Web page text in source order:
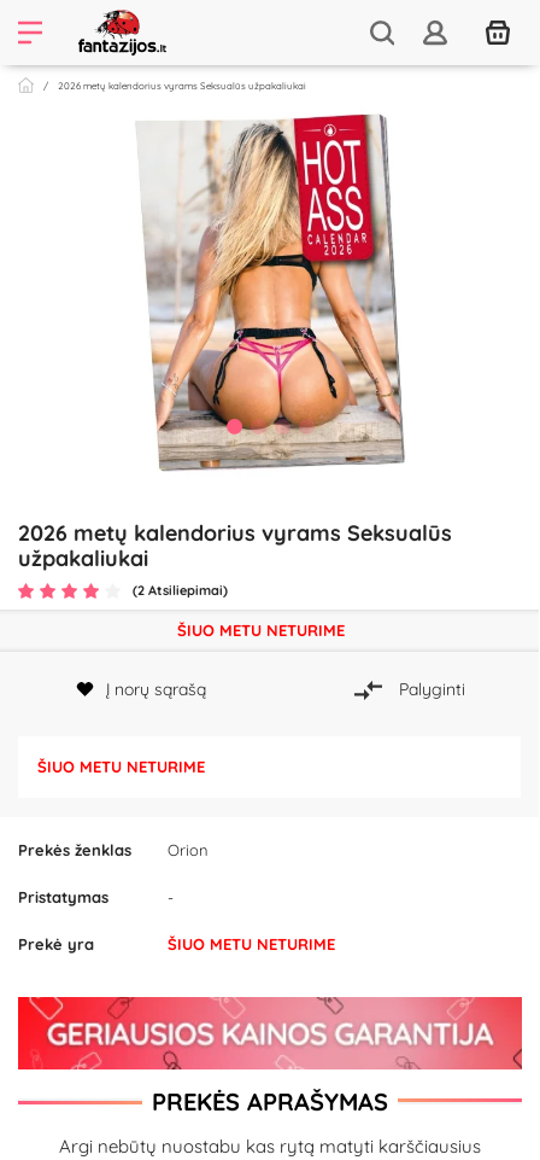
2026 metų kalendorius vyrams Seksualūs užpakaliukai
2026 metų kalendorius vyrams Seksualūs
užpakaliukai
(2 Atsiliepimai)
Prekės ženklas Orion
Pristatymas -
Prekė yra ŠIUO METU NETURIME
ŠIUO METU NETURIME
Į norų sąrašą Palyginti
ŠIUO METU NETURIME
PREKĖS APRAŠYMAS
Argi nebūtų nuostabu kas rytą matyti karščiausius